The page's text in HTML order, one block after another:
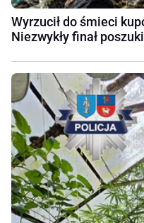
Wyrzucił do śmieci
Niezwykły finał